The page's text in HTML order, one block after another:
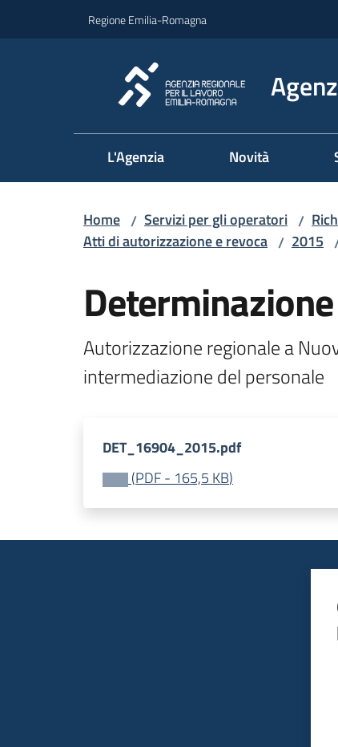
Regione Emilia-Romagna
L'Agenzia Novità
Home / Servizi per gli operatori /
Atti di autorizzazione e revoca / 2015
Autorizzazione regionale a
intermediazione del personale
DET_16904_2015.pdf
(PDF- 165,5 KB)